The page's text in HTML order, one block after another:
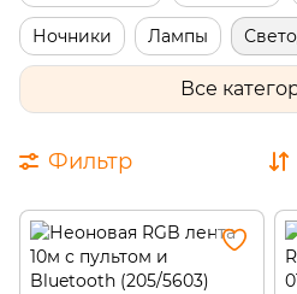
Ночники Лампы
Уличное освещение
Все
Фильтр